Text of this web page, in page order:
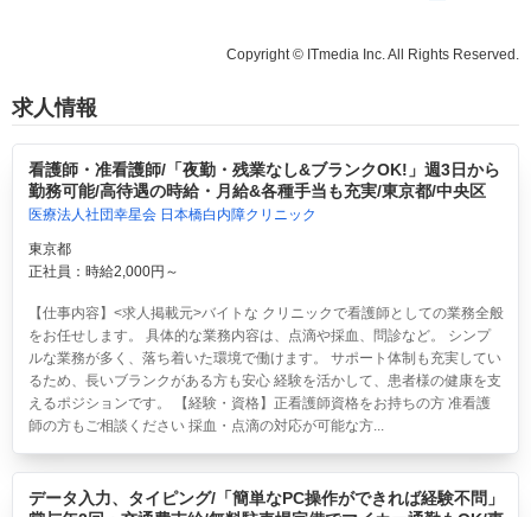
Copyright © ITmedia Inc. All Rights Reserved.
求人情報
看護師・准看護師/「夜勤・残業なし&ブランクOK!」週3日から
勤務可能/高待遇の時給・月給&各種手当も充実/東京都/中央区
医療法人社団幸星会 日本橋白内障クリニック
東京都
正社員：時給2,000円～
【仕事内容】<求人掲載元>バイトな クリニックで看護師としての業務全般
をお任せします。 具体的な業務内容は、点滴や採血、問診など。 シンプ
ルな業務が多く、落ち着いた環境で働けます。 サポート体制も充実してい
るため、長いブランクがある方も安心 経験を活かして、患者様の健康を支
えるポジションです。 【経験・資格】正看護師資格をお持ちの方 准看護
師の方もご相談ください 採血・点滴の対応が可能な方...
データ入力、タイピング/「簡単なPC操作ができれば経験不問」